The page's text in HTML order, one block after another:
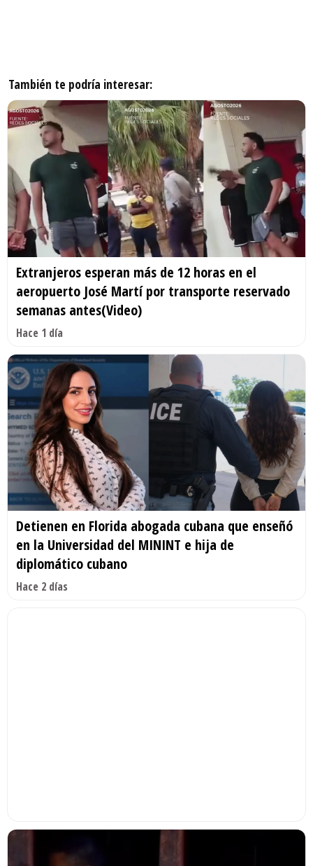
También te podría interesar:
Extranjeros esperan más de 12 horas en el
aeropuerto José Martí por transporte reservado
semanas antes(Video)
Hace 1 día
Detienen en Florida abogada cubana que enseñó
en la Universidad del MININT e hija de
diplomático cubano
Hace 2 días